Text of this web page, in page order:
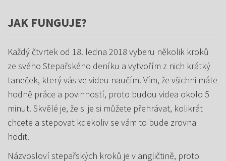
JAK FUNGUJE?
Každý čtvrtek od 18. ledna 2018 vyberu několik kroků
ze svého Stepařského deníku a vytvořím z nich krátký
taneček, který vás ve videu naučím. Vím, že všichni máte
hodně práce a povinností, proto budou videa okolo 5
minut. Skvělé je, že si je si můžete přehrávat, kolikrát
chcete a stepovat kdekoliv se vám to bude zrovna
hodit.
Názvosloví stepařských kroků je v angličtině, proto